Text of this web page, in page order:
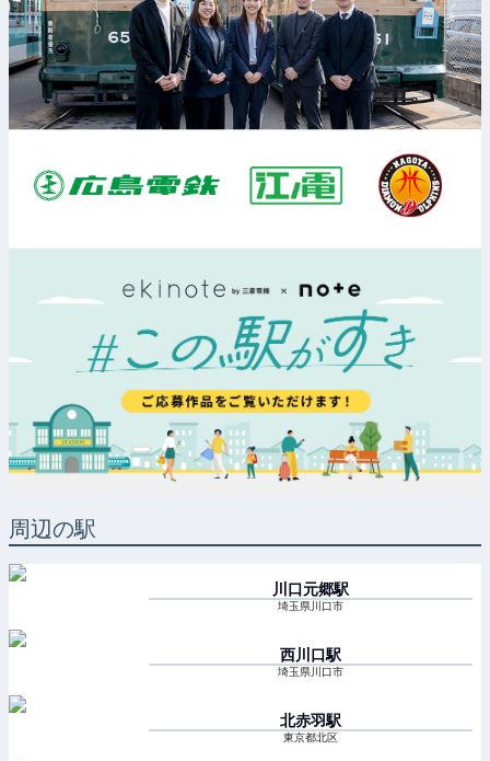
周辺の駅
川口元郷駅
埼玉県川口市
西川口駅
埼玉県川口市
北赤羽駅
東京都北区